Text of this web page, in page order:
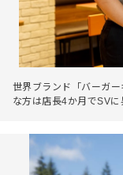
世界ブランド「バーガ
な方は店長4か月でSVに